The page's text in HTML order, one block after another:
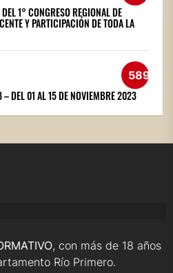
1° CONGRESO REGIONAL DE
Y PARTICIPACIÓN DE TODA LA
589
DEL 01 AL 15 DE NOVIEMBRE 2023
, con más de 18 años
Río Primero.